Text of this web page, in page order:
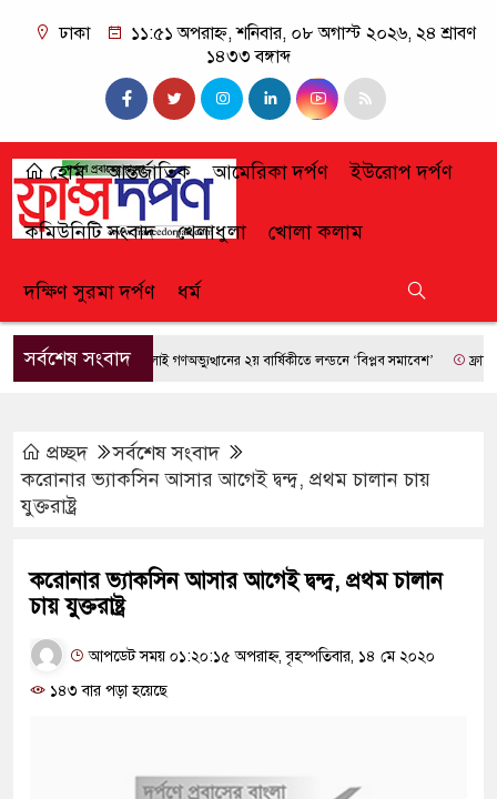
ঢাকা
১১:৫১ অপরাহ্ন, শনিবার, ০৮ অগাস্ট ২০২৬, ২৪ শ্রাবণ
১৪৩৩ বঙ্গাব্দ
হোম আন্তর্জাতিক আমেরিকা দর্পণ ইউরোপ দর্পণ
কমিউনিটি সংবাদ খেলাধুলা খোলা কলাম
দক্ষিণ সুরমা দর্পণ ধর্ম
সর্বশেষ সংবাদজুলাই গণঅভ্যুত্থানের ২য় বার্ষিকীতে লন্ডনে ‘বিপ্লব সমাবেশ’ ফ্রান্সে
প্রচ্ছদ
সর্বশেষ সংবাদ
করোনার ভ্যাকসিন আসার আগেই দ্বন্দ্ব, প্রথম চালান চায়
যুক্তরাষ্ট্র
করোনার ভ্যাকসিন আসার আগেই দ্বন্দ্ব, প্রথম চালান
চায় যুক্তরাষ্ট্র
আপডেট সময় ০১:২০:১৫ অপরাহ্ন, বৃহস্পতিবার, ১৪ মে ২০২০
১৪৩ বার পড়া হয়েছে